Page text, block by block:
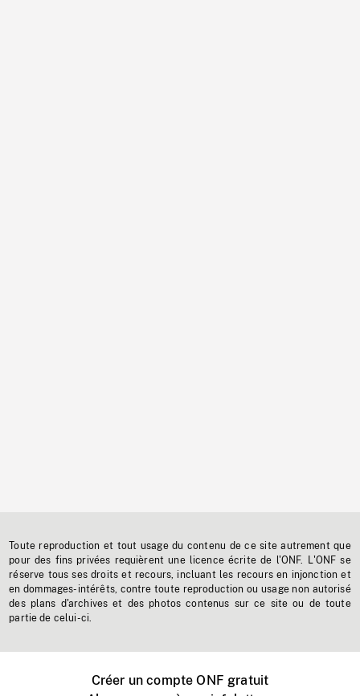
Toute reproduction et tout usage du contenu de ce site autrement que
pour des fins privées requièrent une licence écrite de l'ONF. L'ONF se
réserve tous ses droits et recours, incluant les recours en injonction et
en dommages-intérêts, contre toute reproduction ou usage non autorisé
des plans d'archives et des photos contenus sur ce site ou de toute
partie de celui-ci.
Créer un compte ONF gratuit